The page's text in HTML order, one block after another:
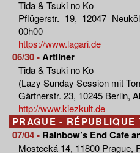
Tida & Tsuki no Ko
Pflügerstr. 19, 12047
00h00
https://www.lagari.de
06/30 -Artliner
Tida & Tsuki no Ko
(Lazy Sunday Session mit
Gärtnerstr. 23, 10245 Berlin,
http://www.kiezkult.de
PRAGUE - RÉPUBLIQUE
07/04 - Rainbow’s End Cafe
Mostecká 14, 11800 Prague,